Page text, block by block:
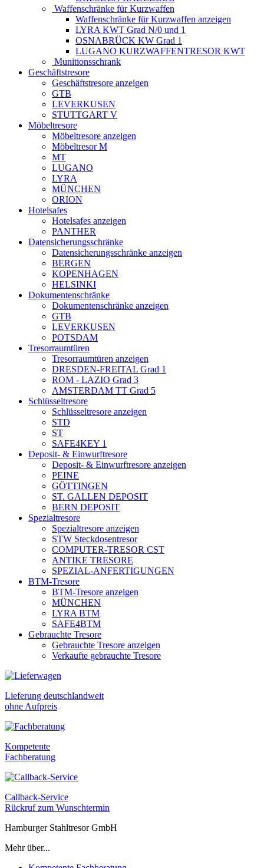
Waffenschränke für Kurzwaffen
Waffenschränke für Kurzwaffen anzeigen
LYRA KWT Grad N/0 und 1
OSNABRÜCK KW Grad 1
LUGANO KURZWAFFENTRESOR KWT
Munitionsschrank
Geschäftstresore
Geschäftstresore anzeigen
GTB
LEVERKUSEN
STUTTGART V
Möbeltresore
Möbeltresore anzeigen
Möbeltresor M
MT
LUGANO
LYRA
MÜNCHEN
ORION
Hotelsafes
Hotelsafes anzeigen
PANTHER
Datensicherungsschränke
Datensicherungsschränke anzeigen
BERGEN
KOPENHAGEN
HELSINKI
Dokumentenschränke
Dokumentenschränke anzeigen
GTB
LEVERKUSEN
POTSDAM
Tresorraumtüren
Tresorraumtüren anzeigen
DRESDEN-FREITAL Grad 1
ROM - LAZIO Grad 3
AMSTERDAM TT Grad 5
Schlüsseltresore
Schlüsseltresore anzeigen
STD
ST
SAFE4KEY 1
Deposit- & Einwurftresore
Deposit- & Einwurftresore anzeigen
PEINE
GÖTTINGEN
ST. GALLEN DEPOSIT
BERN DEPOSIT
Spezialtresore
Spezialtresore anzeigen
STW Steckdosentresor
COMPUTER-TRESOR CST
ANTIKE TRESORE
SPEZIAL-ANFERTIGUNGEN
BTM-Tresore
BTM-Tresore anzeigen
MÜNCHEN
LYRA BTM
SAFE4BTM
Gebrauchte Tresore
Gebrauchte Tresore anzeigen
Verkaufte gebrauchte Tresore
Lieferung deutschlandweit
ohne Aufpreis
Kompetente
Fachberatung
Callback-Service
Rückruf zum Wunschtermin
Hamburger Stahltresor GmbH
Mehr über...